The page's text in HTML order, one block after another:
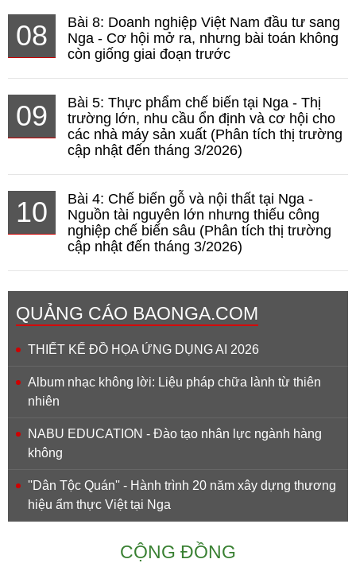
08
Bài 8: Doanh nghiệp Việt Nam đầu tư sang
Nga - Cơ hội mở ra, nhưng bài toán không
còn giống giai đoạn trước
09
Bài 5: Thực phẩm chế biến tại Nga - Thị
trường lớn, nhu cầu ổn định và cơ hội cho
các nhà máy sản xuất (Phân tích thị trường
cập nhật đến tháng 3/2026)
10
Bài 4: Chế biến gỗ và nội thất tại Nga -
Nguồn tài nguyên lớn nhưng thiếu công
nghiệp chế biến sâu (Phân tích thị trường
cập nhật đến tháng 3/2026)
QUẢNG CÁO BAONGA.COM
THIẾT KẾ ĐỒ HỌA ỨNG DỤNG AI 2026
Album nhạc không lời: Liệu pháp chữa lành từ thiên
nhiên
NABU EDUCATION - Đào tạo nhân lực ngành hàng
không
''Dân Tộc Quán'' - Hành trình 20 năm xây dựng thương
hiệu ẩm thực Việt tại Nga
CỘNG ĐỒNG